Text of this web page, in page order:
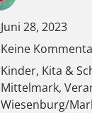
Juni 28, 2023
Keine
Kinder, Kita &
Mittelmark,
Wiesenburg/